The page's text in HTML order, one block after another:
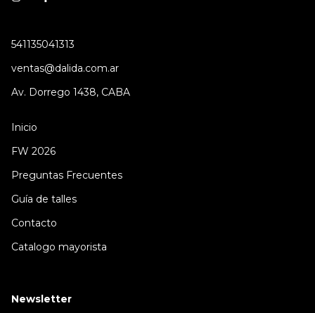
541135041313
ventas@dalida.com.ar
Av. Dorrego 1438, CABA
Inicio
FW 2026
Preguntas Frecuentes
Guía de talles
Contacto
Catalogo mayorista
Newsletter